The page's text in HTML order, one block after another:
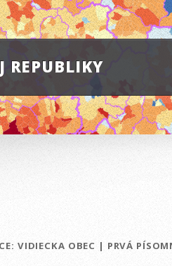
REPUBLIKY
VIDIECKA OBEC | PRVÁ